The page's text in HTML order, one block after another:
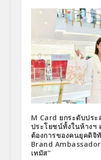
M Card ยกระดับปร
ประโยชน์ทั้งในห้างฯ
ต้องการของคนยุคดิจิ
Brand
เทมัส”